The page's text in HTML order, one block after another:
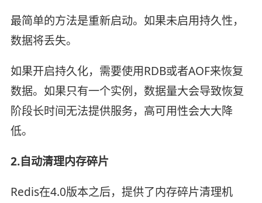
最简单的方法是重新启动。如果未启用持久性，
数据将丢失。
如果开启持久化，需要使用RDB或者AOF来恢复
数据。如果只有一个实例，数据量大会导致恢复
阶段长时间无法提供服务，高可用性会大大降
低。
2.自动清理内存碎片
Redis在4.0版本之后，提供了内存碎片清理机